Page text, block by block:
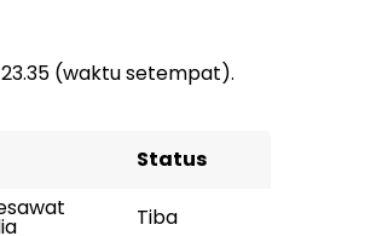
(waktu setempat).
Status
Tiba